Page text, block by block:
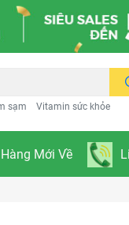
sạm Vitamin sức khỏe
Hàng Mới Về